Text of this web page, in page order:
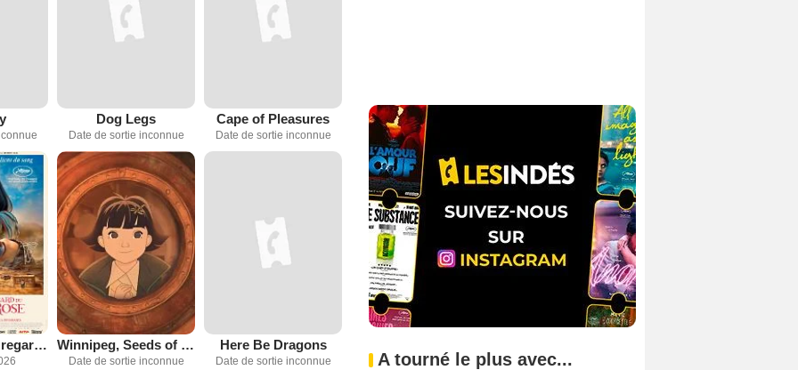
Dog Legs
Date de sortie inconnue
Cape of Pleasures
Date de sortie inconnue
Le Mystérieux regard du flamant rose Winnipeg, Seeds of Hope
Date de sortie inconnue
Here Be Dragons
Date de sortie inconnue A tourné le plus avec...